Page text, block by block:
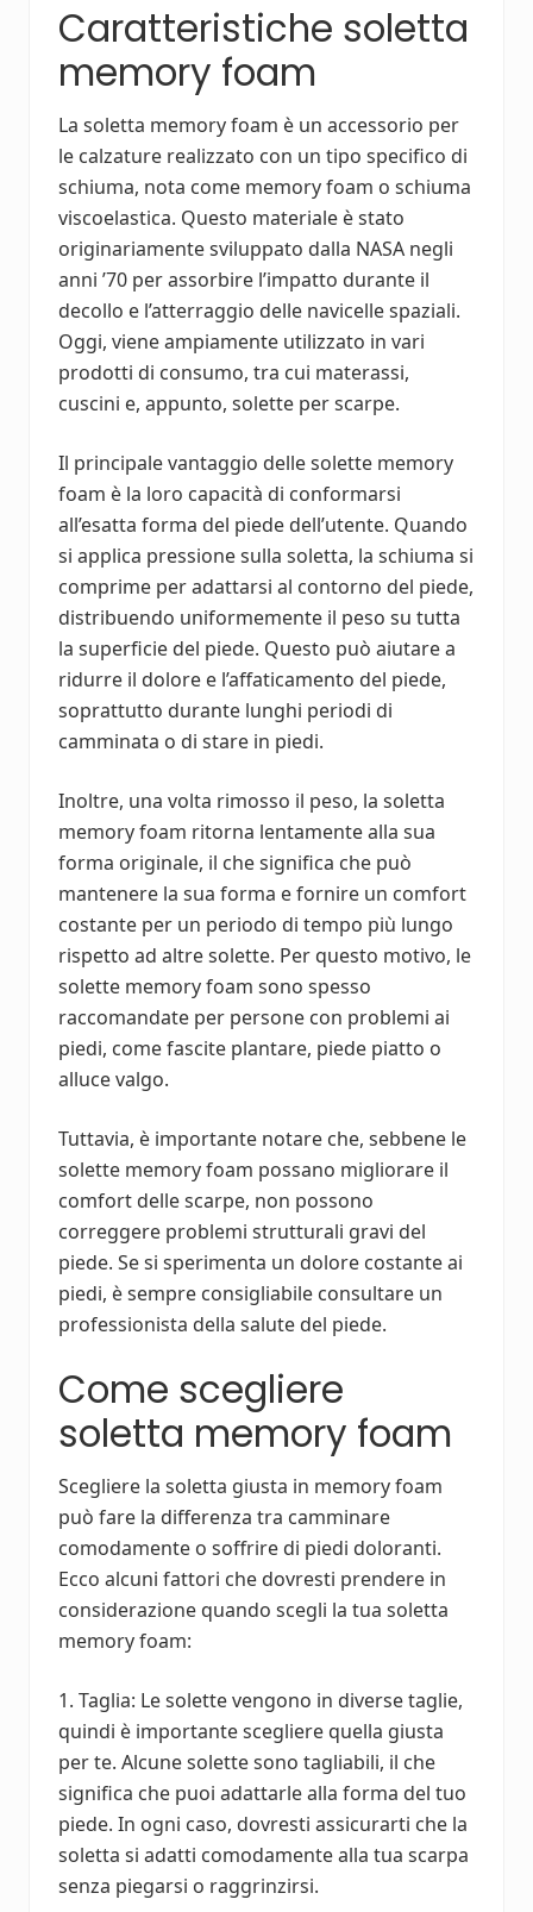
Caratteristiche soletta
memory foam
La soletta memory foam è un accessorio per
le calzature realizzato con un tipo specifico di
schiuma, nota come memory foam o schiuma
viscoelastica. Questo materiale è stato
originariamente sviluppato dalla NASA negli
anni ’70 per assorbire l’impatto durante il
decollo e l’atterraggio delle navicelle spaziali.
Oggi, viene ampiamente utilizzato in vari
prodotti di consumo, tra cui materassi,
cuscini e, appunto, solette per scarpe.
Il principale vantaggio delle solette memory
foam è la loro capacità di conformarsi
all’esatta forma del piede dell’utente. Quando
si applica pressione sulla soletta, la schiuma si
comprime per adattarsi al contorno del piede,
distribuendo uniformemente il peso su tutta
la superficie del piede. Questo può aiutare a
ridurre il dolore e l’affaticamento del piede,
soprattutto durante lunghi periodi di
camminata o di stare in piedi.
Inoltre, una volta rimosso il peso, la soletta
memory foam ritorna lentamente alla sua
forma originale, il che significa che può
mantenere la sua forma e fornire un comfort
costante per un periodo di tempo più lungo
rispetto ad altre solette. Per questo motivo, le
solette memory foam sono spesso
raccomandate per persone con problemi ai
piedi, come fascite plantare, piede piatto o
alluce valgo.
Tuttavia, è importante notare che, sebbene le
solette memory foam possano migliorare il
comfort delle scarpe, non possono
correggere problemi strutturali gravi del
piede. Se si sperimenta un dolore costante ai
piedi, è sempre consigliabile consultare un
professionista della salute del piede.
Come scegliere
soletta memory foam
Scegliere la soletta giusta in memory foam
può fare la differenza tra camminare
comodamente o soffrire di piedi doloranti.
Ecco alcuni fattori che dovresti prendere in
considerazione quando scegli la tua soletta
memory foam:
1. Taglia: Le solette vengono in diverse taglie,
quindi è importante scegliere quella giusta
per te. Alcune solette sono tagliabili, il che
significa che puoi adattarle alla forma del tuo
piede. In ogni caso, dovresti assicurarti che la
soletta si adatti comodamente alla tua scarpa
senza piegarsi o raggrinzirsi.